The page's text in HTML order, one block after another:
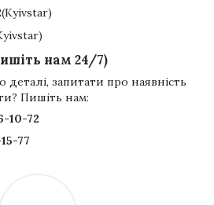
(Kyivstar)
нам 24/7)
деталі, запитати про наявність
Пишіть нам:
10-72
77